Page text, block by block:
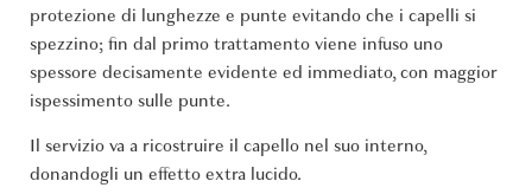
protezione di lunghezze e punte evitando che i capelli si
spezzino; fin dal primo trattamento viene infuso uno
spessore decisamente evidente ed immediato, con maggior
ispessimento sulle punte.
Il servizio va a ricostruire il capello nel suo interno,
donandogli un effetto extra lucido.